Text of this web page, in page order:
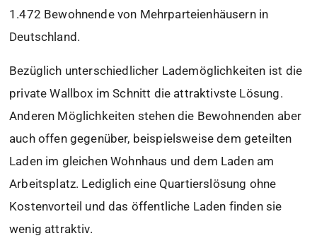
1.472 Bewohnende von Mehrparteienhäusern in
Deutschland.
Bezüglich unterschiedlicher Lademöglichkeiten ist die
private Wallbox im Schnitt die attraktivste Lösung.
Anderen Möglichkeiten stehen die Bewohnenden aber
auch offen gegenüber, beispielsweise dem geteilten
Laden im gleichen Wohnhaus und dem Laden am
Arbeitsplatz. Lediglich eine Quartierslösung ohne
Kostenvorteil und das öffentliche Laden finden sie
wenig attraktiv.